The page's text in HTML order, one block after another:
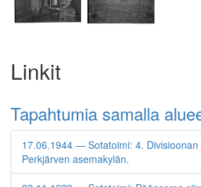
Linkit
Tapahtumia samalla
17.06.1944 — Sotatoimi: 4. Divisioonan
Perkjärven asemakylän.